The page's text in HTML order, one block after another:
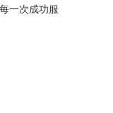
一次成功服